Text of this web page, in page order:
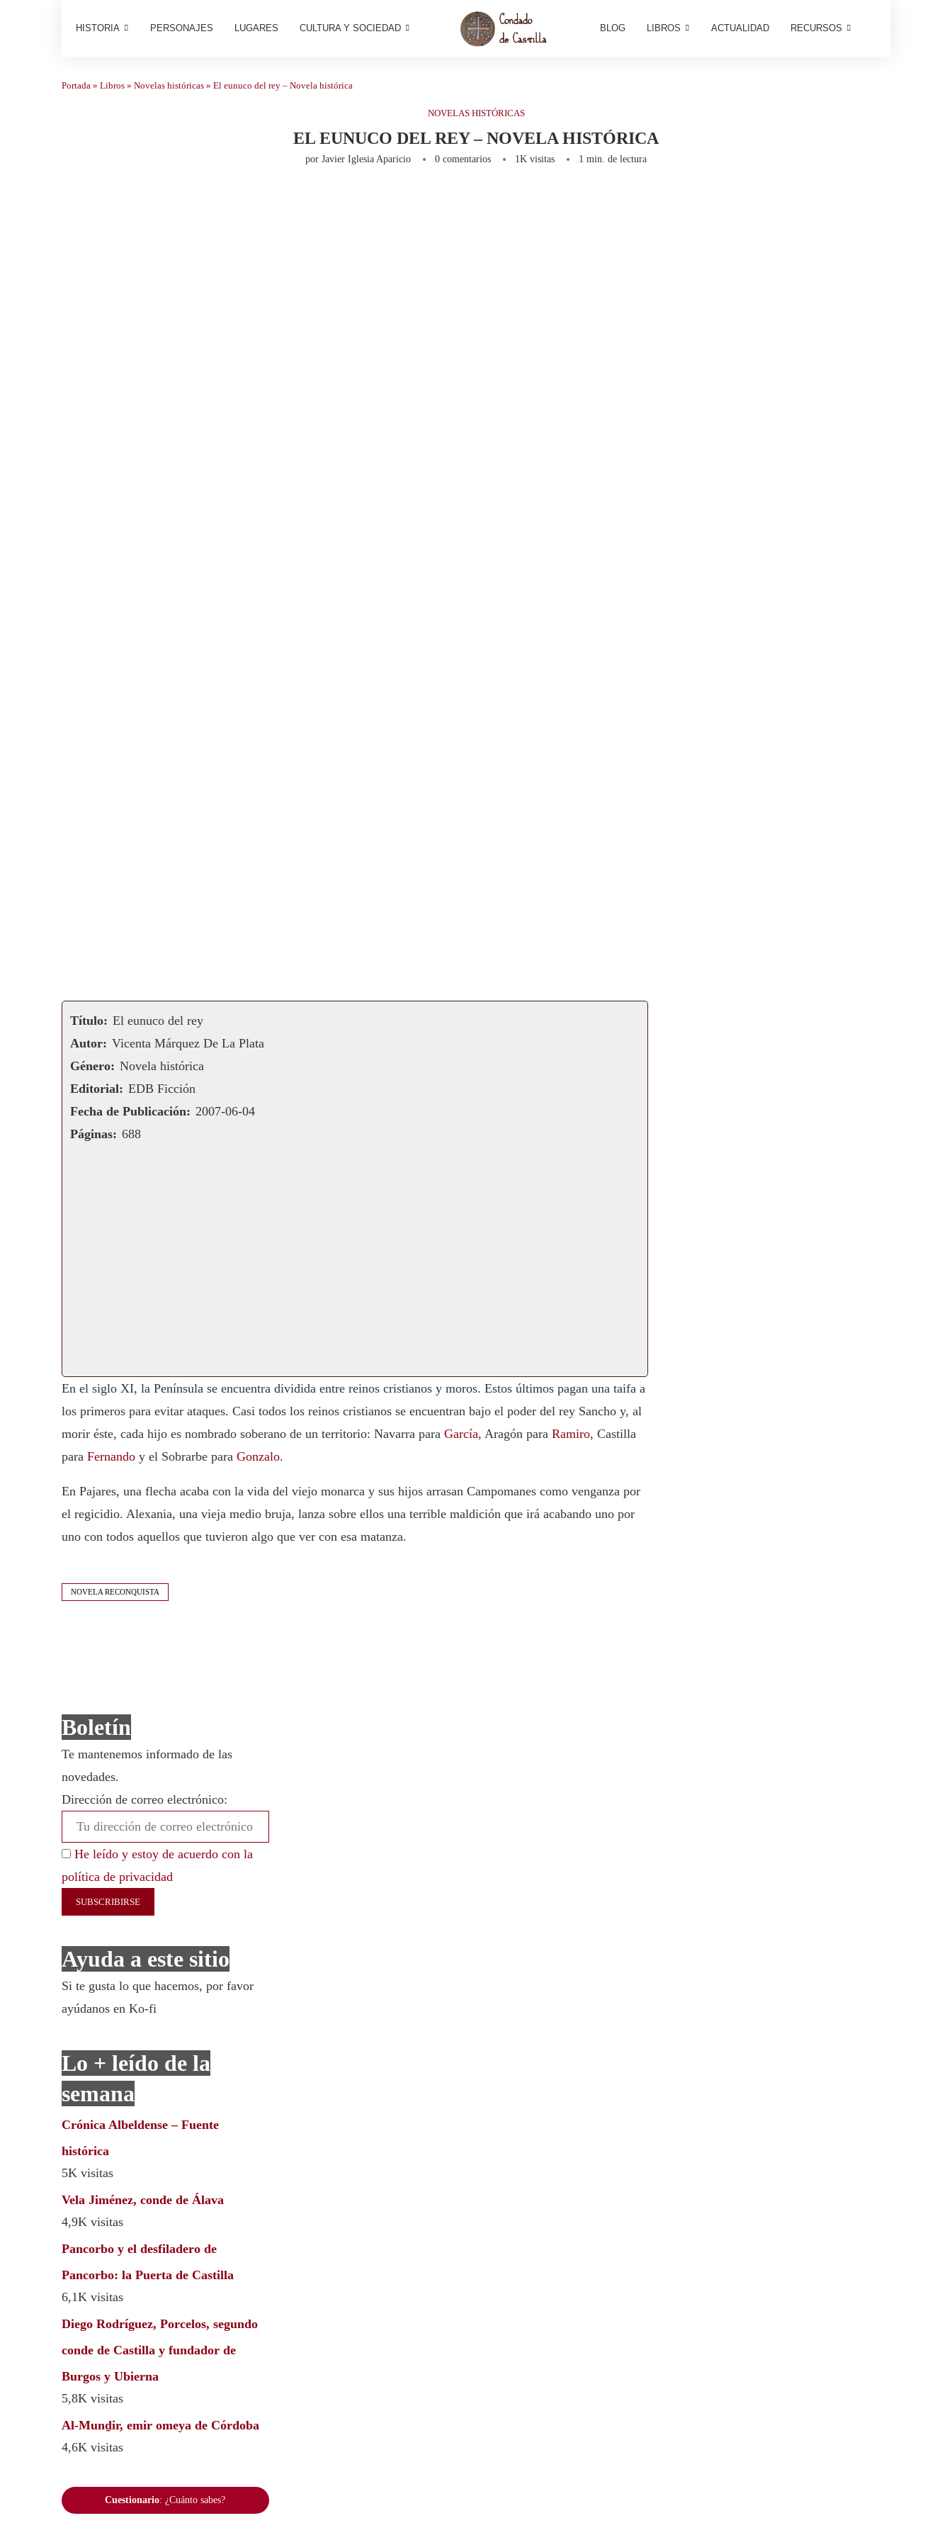
HISTORIA PERSONAJES LUGARES CULTURA Y SOCIEDAD BLOG LIBROS ACTUALIDAD RECURSOS
Portada » Libros » Novelas históricas » El eunuco del rey – Novela histórica
NOVELAS HISTÓRICAS
EL EUNUCO DEL REY – NOVELA HISTÓRICA
por Javier Iglesia Aparicio 0 comentarios 1K visitas 1 min. de lectura
Título: El eunuco del rey
Autor: Vicenta Márquez De La Plata
Género: Novela histórica
Editorial: EDB Ficción
Fecha de Publicación: 2007-06-04
Páginas: 688
En el siglo XI, la Península se encuentra dividida entre reinos cristianos y moros. Estos últimos pagan una taifa a
los primeros para evitar ataques. Casi todos los reinos cristianos se encuentran bajo el poder del rey Sancho y, al
morir éste, cada hijo es nombrado soberano de un territorio: Navarra para García, Aragón para Ramiro, Castilla
para Fernando y el Sobrarbe para Gonzalo.
En Pajares, una flecha acaba con la vida del viejo monarca y sus hijos arrasan Campomanes como venganza por
el regicidio. Alexania, una vieja medio bruja, lanza sobre ellos una terrible maldición que irá acabando uno por
uno con todos aquellos que tuvieron algo que ver con esa matanza.
NOVELA RECONQUISTA
Boletín
Te mantenemos informado de las
novedades.
Dirección de correo electrónico:
He leído y estoy de acuerdo con la
política de privacidad
Ayuda a este sitio
Si te gusta lo que hacemos, por favor
ayúdanos en Ko-fi
Lo + leído de la
semana
Crónica Albeldense – Fuente
histórica
5K visitas
Vela Jiménez, conde de Álava
4,9K visitas
Pancorbo y el desfiladero de
Pancorbo: la Puerta de Castilla
6,1K visitas
Diego Rodríguez, Porcelos, segundo
conde de Castilla y fundador de
Burgos y Ubierna
5,8K visitas
Al-Munḏir, emir omeya de Córdoba
4,6K visitas
Cuestionario: ¿Cuánto sabes?